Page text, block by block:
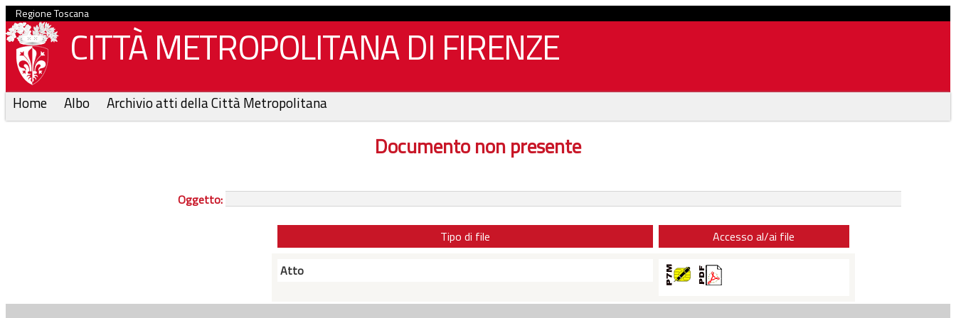
Regione Toscana
CITTÀ METROPOLITANA DI FIRENZE
Home Albo Archivio atti della Città Metropolitana
Documento non presente
Oggetto:
Tipo di file
Accesso al/ai file
Atto